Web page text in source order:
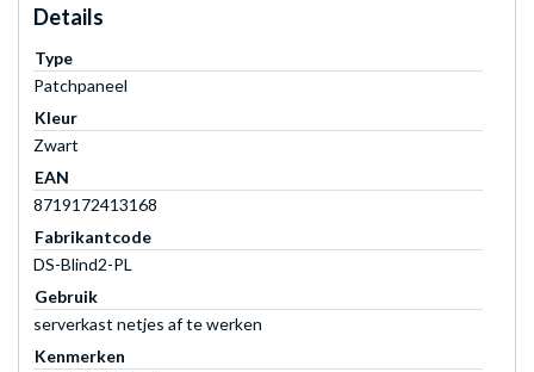
Details
Type
Patchpaneel
Kleur
Zwart
EAN
8719172413168
Fabrikantcode
DS-Blind2-PL
Gebruik
serverkast netjes af te werken
Kenmerken